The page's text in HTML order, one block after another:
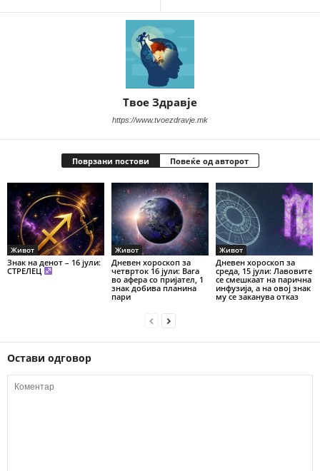
Твое Здравје
https://www.tvoezdravje.mk
Поврзани постови Повеќе од авторот
Живот
Знак на денот – 16 јули:
СТРЕЛЕЦ
Живот
Дневен хороскоп за
четврток 16 јули: Вага
во афера со пријател, 1
знак добива планина
пари
Живот
Дневен хороскоп за
среда, 15 јули: Лавовите
се смешкаат на парична
инфузија, а на овој знак
му се заканува отказ
Остави одговор